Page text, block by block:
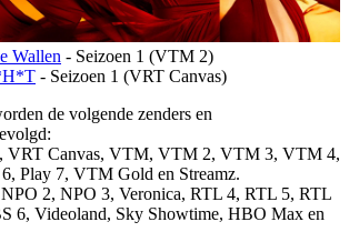
Wallen - Seizoen 1 (VTM 2)
- Seizoen 1 (VRT Canvas)
de volgende zenders en
VRT Canvas, VTM, VTM 2, VTM 3, VTM 4,
Play 7, VTM Gold en Streamz.
2, NPO 3, Veronica, RTL 4, RTL 5, RTL
6, Videoland, Sky Showtime, HBO Max en